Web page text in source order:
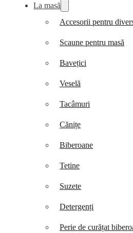
La masă
Accesorii pentru
Scaune pentru masă
Bavețici
Veselă
Tacâmuri
Cănițe
Biberoane
Tetine
Suzete
Detergenți
Perie de curățat